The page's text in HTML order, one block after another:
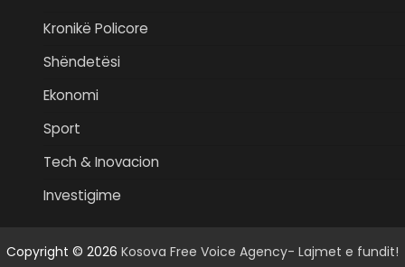
Kronikë Policore
Shëndetësi
Ekonomi
Sport
Tech & Inovacion
Investigime